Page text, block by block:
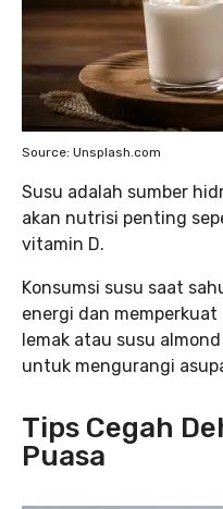
Source: Unsplash.com
Susu adalah sumber
akan nutrisi penting
vitamin D.
Konsumsi susu saat
energi dan
lemak atau susu
untuk mengurangi
Tips Cegah
Puasa